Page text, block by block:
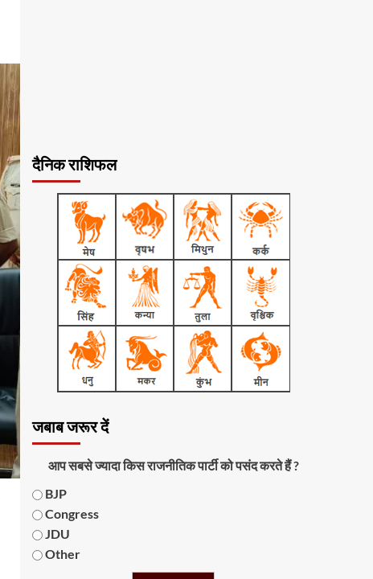
दैनिक राशिफल
जबाब जरूर दें
आप सबसे ज्यादा किस राजनीतिक पार्टी को पसंद करते हैं ?
BJP
Congress
JDU
Other